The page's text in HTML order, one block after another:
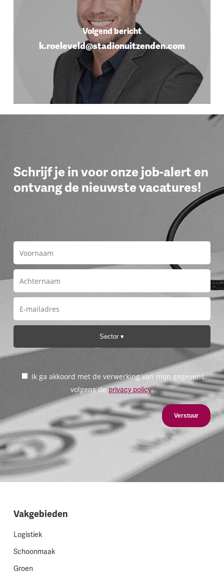
Volgend bericht
k.roeleveld@stadionuitzenden.com
Schrijf je in voor onze job-alert en
ontvang de nieuwste vacatures!
Sector
Ik ga akkoord met de verwerking van mijn gegevens
volgens deprivacy policy.
Verstuur
Vakgebieden
Logistiek
Schoonmaak
Groen